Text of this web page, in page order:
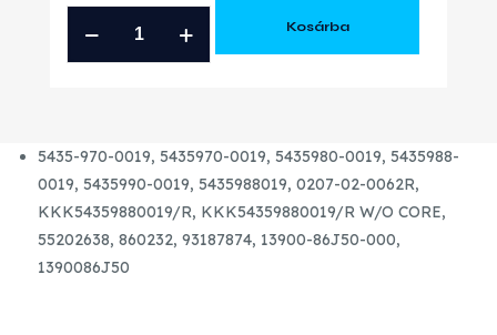
TURBÓ
mennyiség
Kosárba
5435-970-0019, 5435970-0019, 5435980-0019, 5435988-
0019, 5435990-0019, 5435988019, 0207-02-0062R,
KKK54359880019/R, KKK54359880019/R W/O CORE,
55202638, 860232, 93187874, 13900-86J50-000,
1390086J50